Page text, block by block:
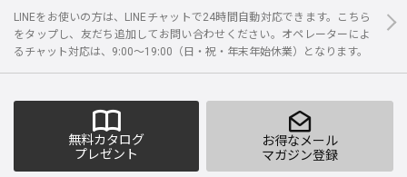
LINEをお使いの方は、LINEチャットで24時間自動対応できます。こちら
をタップし、友だち追加してお問い合わせください。オペレーターによ
るチャット対応は、9:00～19:00（日・祝・年末年始休業）となります。
無料カタログ
プレゼント
お得なメール
マガジン登録